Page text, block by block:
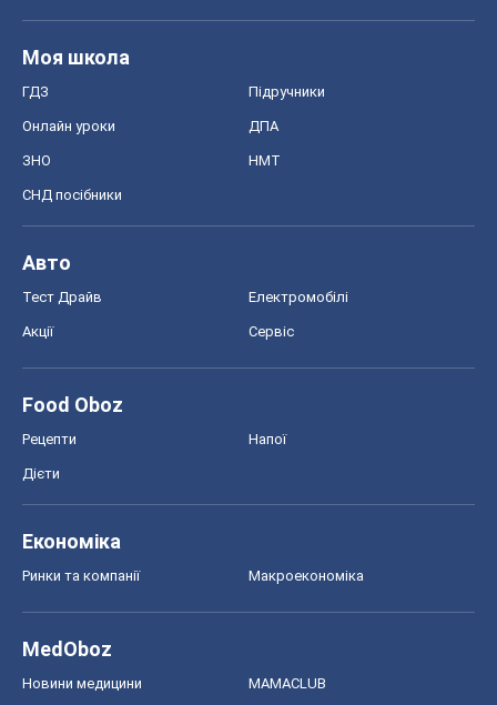
Моя школа
ГДЗ Підручники
Онлайн уроки ДПА
ЗНО НМТ
СНД посібники
Авто
Тест Драйв Електромобілі
Акції Сервіс
Food Oboz
Рецепти Напої
Дієти
Економіка
Ринки та компанії Макроекономіка
MedOboz
Новини медицини MAMACLUB